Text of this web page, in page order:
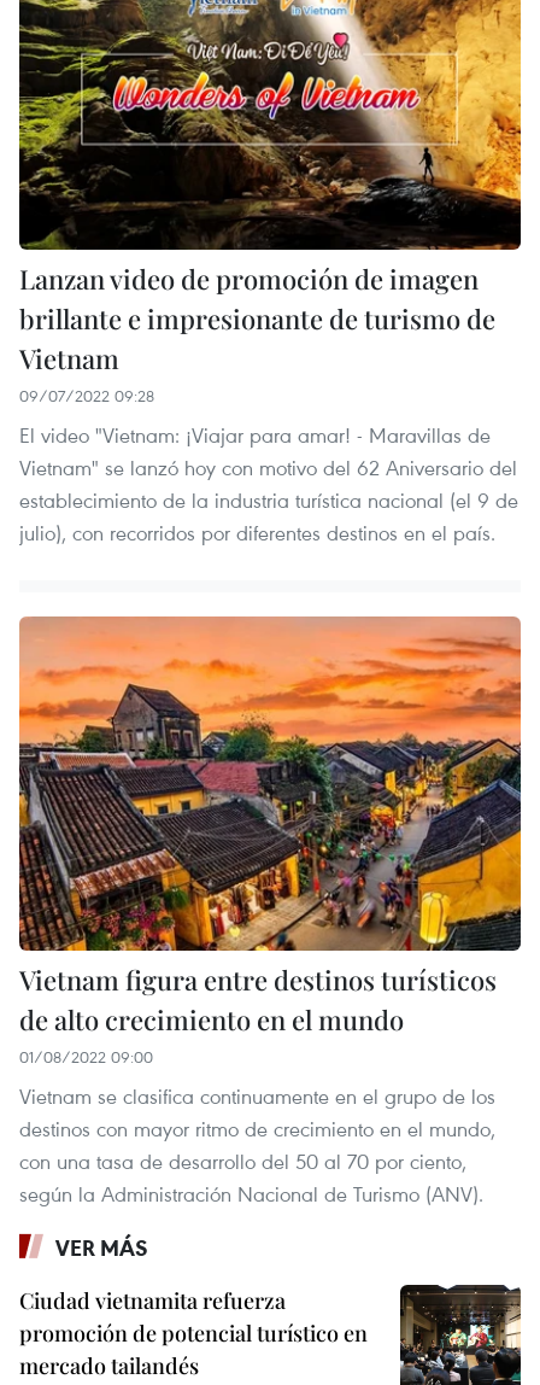
Lanzan video de promoción de imagen
brillante e impresionante de turismo de
Vietnam
09/07/2022 09:28
El video "Vietnam: ¡Viajar para amar! - Maravillas de
Vietnam" se lanzó hoy con motivo del 62 Aniversario del
establecimiento de la industria turística nacional (el 9 de
julio), con recorridos por diferentes destinos en el país.
Vietnam figura entre destinos turísticos
de alto crecimiento en el mundo
01/08/2022 09:00
Vietnam se clasifica continuamente en el grupo de los
destinos con mayor ritmo de crecimiento en el mundo,
con una tasa de desarrollo del 50 al 70 por ciento,
según la Administración Nacional de Turismo (ANV).
VER MÁS
Ciudad vietnamita refuerza
promoción de potencial turístico en
mercado tailandés